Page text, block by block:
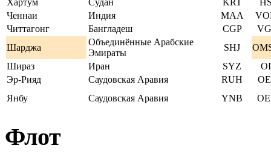
Хартум
Судан KRT
Ченнаи
Индия MAA
Читтагонг
Бангладеш CGP
Шарджа
Объединённые Арабские
Эмираты
SHJ
Шираз
Иран SYZ
Эр-Рияд
Саудовская Аравия RUH
Янбу
Саудовская Аравия YNB
Флот